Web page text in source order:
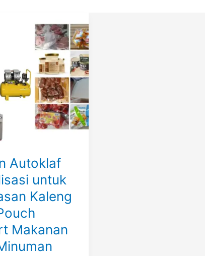
Autoklaf
untuk
Kaleng
Makanan